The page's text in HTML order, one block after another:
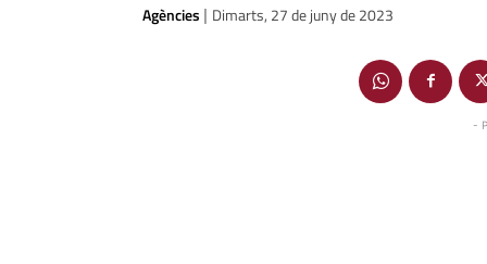
Agències | Dimarts, 27 de juny de 2023
-